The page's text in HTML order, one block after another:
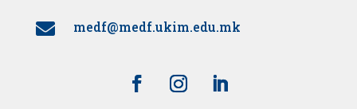
 medf@medf.ukim.edu.mk